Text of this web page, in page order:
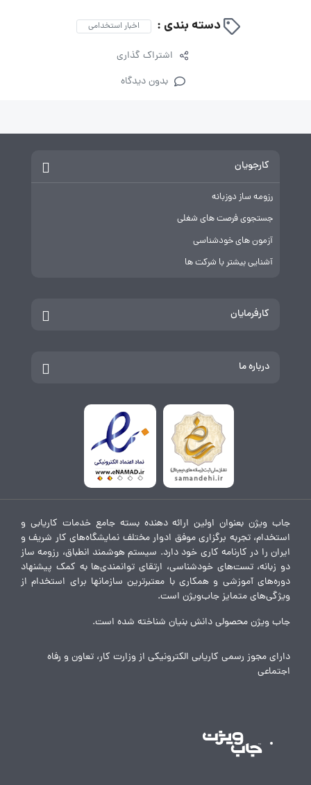
دسته بندی : اخبار استخدامی
اشتراک گذاری
بدون دیدگاه
کارجویان
رزومه ساز دوزبانه
جستجوی فرصت های شغلی
آزمون های خودشناسی
آشنایی بیشتر با شرکت ها
کارفرمایان
درباره ما
جاب ویژن بعنوان اولین ارائه دهنده بسته جامع خدمات کاریابی و
استخدام، تجربه برگزاری موفق ادوار مختلف نمایشگاه‌های کار شریف و
ایران را در کارنامه کاری خود دارد. سیستم هوشمند انطباق، رزومه ساز
دو زبانه، تست‌های خودشناسی، ارتقای توانمندی‌ها به کمک پیشنهاد
دوره‌های آموزشی و همکاری با معتبرترین سازمانها برای استخدام از
ویژگی‌های متمایز جاب‌ویژن است.
جاب ویژن محصولی دانش بنیان شناخته شده است.
دارای مجوز رسمی کاریابی الکترونیکی از وزارت کار، تعاون و رفاه
اجتماعی